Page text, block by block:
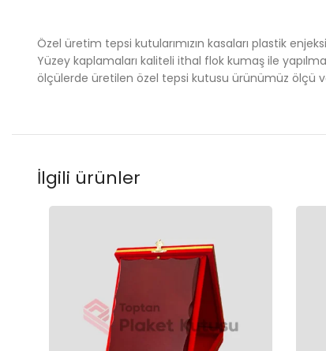
Özel üretim tepsi kutularımızın kasaları plastik
Yüzey kaplamaları kaliteli ithal flok kumaş ile
ölçülerde üretilen özel tepsi kutusu ürünümüz ölçü
İlgili ürünler